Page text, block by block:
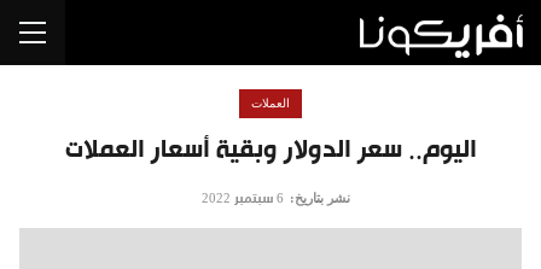
اليوم.. سعر الدولار وبقية أسعار العملات
العملات
نشر بتاريخ: 6 سبتمبر 2022